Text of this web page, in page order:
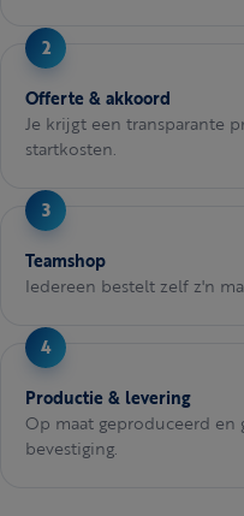
Offerte & akkoord
Je krijgt een transparante
startkosten.
Teamshop
Iedereen bestelt zelf z'n
Productie & levering
Op maat geproduceerd en
bevestiging.